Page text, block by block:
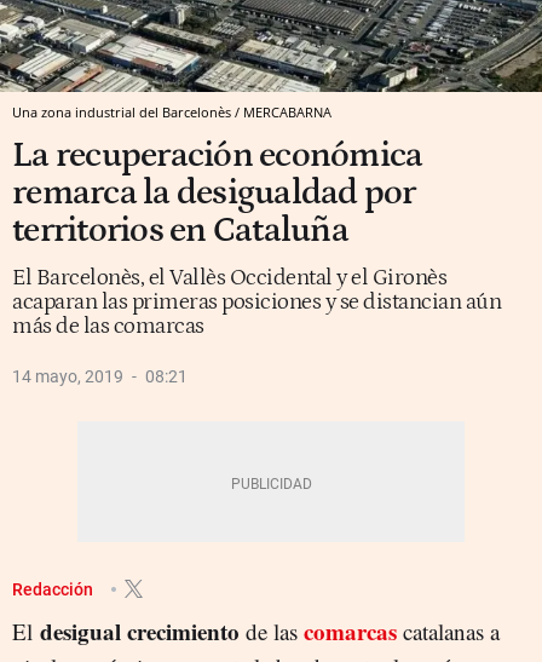
Una zona industrial del Barcelonès / MERCABARNA
La recuperación económica
remarca la desigualdad por
territorios en Cataluña
El Barcelonès, el Vallès Occidental y el Gironès
acaparan las primeras posiciones y se distancian aún
más de las comarcas
14 mayo, 2019 08:21
Redacción
El desigual crecimiento de las comarcas catalanas a